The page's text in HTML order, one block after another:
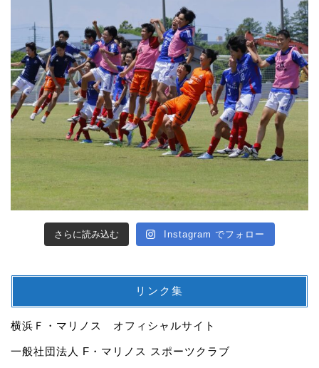
さらに読み込む Instagram でフォロー
リンク集
横浜Ｆ・マリノス オフィシャルサイト
一般社団法人 F・マリノス スポーツクラブ